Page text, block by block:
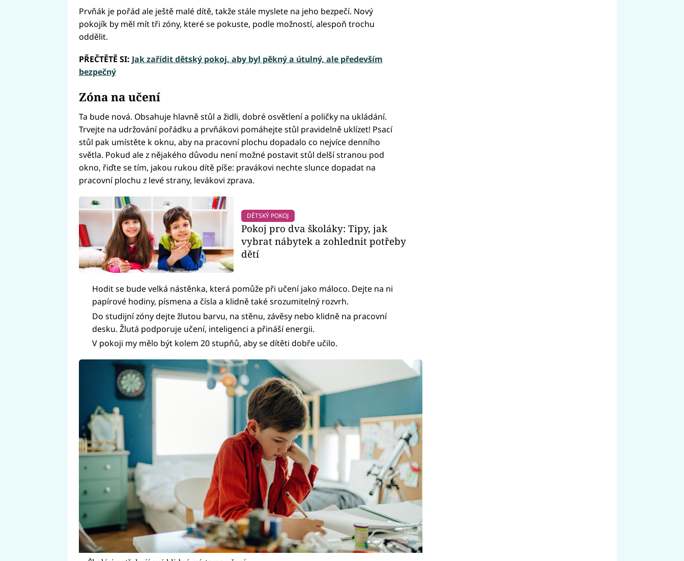
Prvňák je pořád ale ještě malé dítě, takže stále myslete na jeho bezpečí. Nový
pokojík by měl mít tři zóny, které se pokuste, podle možností, alespoň trochu
oddělit.
PŘEČTĚTĚ SI: Jak zařídit dětský pokoj, aby byl pěkný a útulný, ale především
bezpečný
Zóna na učení
Ta bude nová. Obsahuje hlavně stůl a židli, dobré osvětlení a poličky na ukládání.
Trvejte na udržování pořádku a prvňákovi pomáhejte stůl pravidelně uklízet! Psací
stůl pak umístěte k oknu, aby na pracovní plochu dopadalo co nejvíce denního
světla. Pokud ale z nějakého důvodu není možné postavit stůl delší stranou pod
okno, řiďte se tím, jakou rukou dítě píše: pravákovi nechte slunce dopadat na
pracovní plochu z levé strany, levákovi zprava.
DĚTSKÝ POKOJ
Pokoj pro dva školáky: Tipy, jak
vybrat nábytek a zohlednit potřeby
dětí
Hodit se bude velká nástěnka, která pomůže při učení jako máloco. Dejte na ni
papírové hodiny, písmena a čísla a klidně také srozumitelný rozvrh.
Do studijní zóny dejte žlutou barvu, na stěnu, závěsy nebo klidně na pracovní
desku. Žlutá podporuje učení, inteligenci a přináší energii.
V pokoji my mělo být kolem 20 stupňů, aby se dítěti dobře učilo.